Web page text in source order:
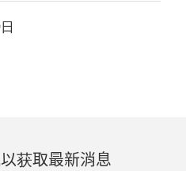
获取最新消息